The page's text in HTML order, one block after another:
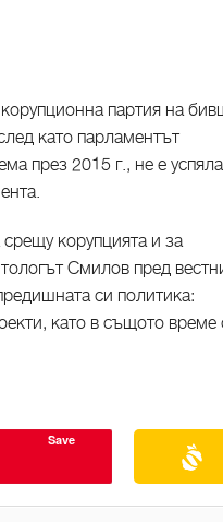
партия на
като парламентът
през 2015 г., не е
корупцията и за
Смилов пред
си политика:
като в същото време
Save